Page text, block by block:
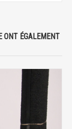
ONT ÉGALEMENT